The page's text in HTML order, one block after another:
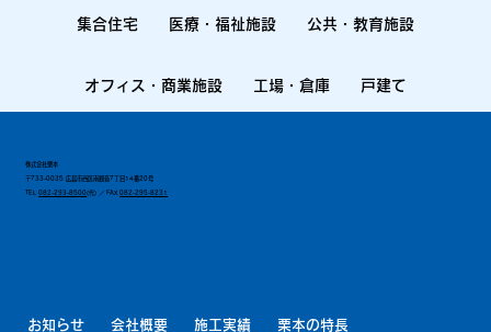
集合住宅 医療・福祉施設 公共・教育施設
オフィス・商業施設 工場・倉庫 戸建て
お知らせ 会社概要 施工実績 栗本の特長
株式会社栗本
TEL082-293-8500(代) ／ FAX082-295-8231
〒733-0035 広島市西区南観音7丁目14番20号